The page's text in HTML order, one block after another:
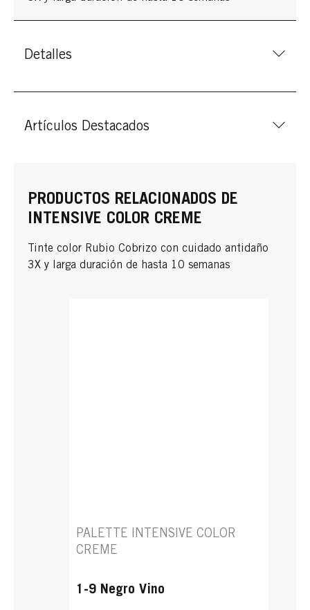
Detalles
Artículos Destacados
PRODUCTOS RELACIONADOS DE
INTENSIVE COLOR CREME
Tinte color Rubio Cobrizo con cuidado antidaño
3X y larga duración de hasta 10 semanas
PALETTE INTENSIVE COLOR
CREME
1-9 Negro Vino